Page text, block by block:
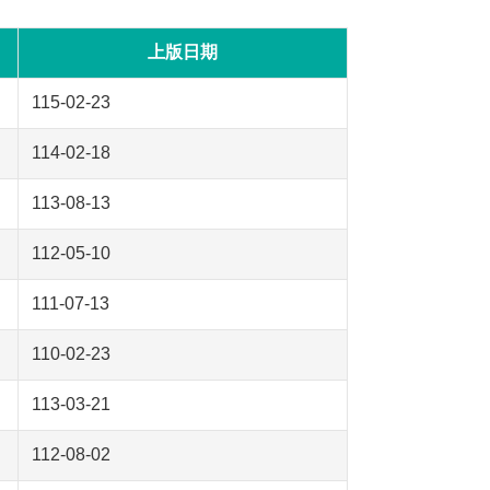
上版日期
115-02-23
114-02-18
113-08-13
112-05-10
111-07-13
110-02-23
113-03-21
112-08-02